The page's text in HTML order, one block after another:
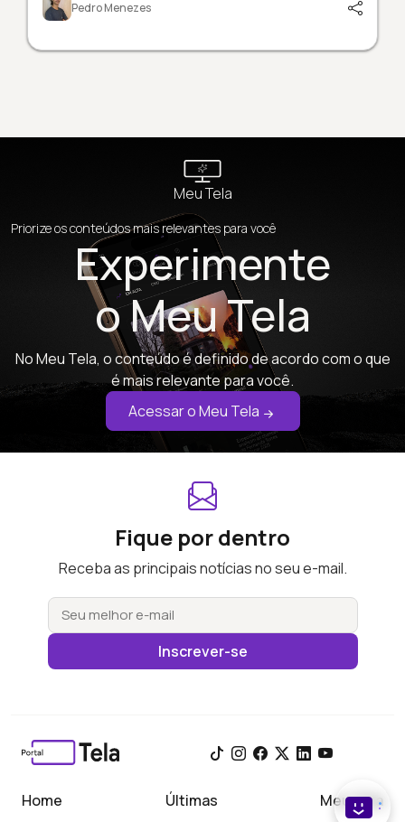
Pedro Menezes
Meu Tela
Priorize os conteúdos mais relevantes para você
Experimente
o Meu Tela
No Meu Tela, o conteúdo é definido de acordo com o que
é mais relevante para você.
Acessar o Meu Tela
Fique por dentro
Receba as principais notícias no seu e-mail.
Inscrever-se
Home Últimas Meu Tela